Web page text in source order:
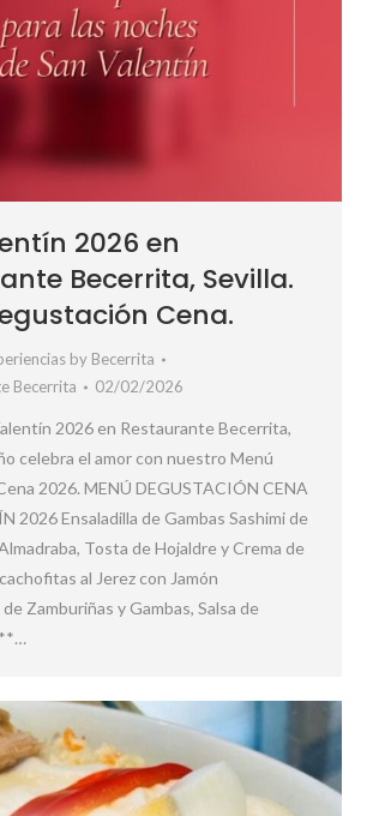
2026 en
Becerrita, Sevilla.
Cena.
by Becerrita
Becerrita 02/02/2026
2026 en Restaurante Becerrita,
celebra el amor con nuestro Menú
2026. MENÚ DEGUSTACIÓN CENA
2026 Ensaladilla de Gambas Sashimi de
Tosta de Hojaldre y Crema de
al Jerez con Jamón
Zamburiñas y Gambas, Salsa de